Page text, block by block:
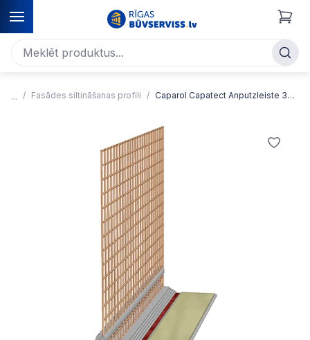
Fasādes siltināšanas profili Caparol Capatect Anputzleiste 3D SLIM Kustības absorbējošs pieslēguma profils logiem un durvīm